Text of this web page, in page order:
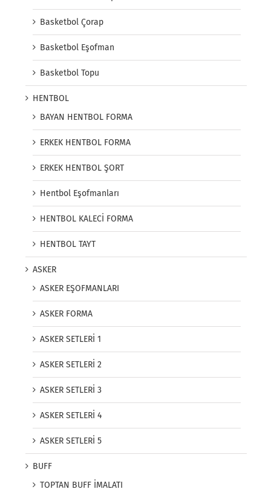
Basketbol Çorap
Basketbol Eşofman
Basketbol Topu
HENTBOL
BAYAN HENTBOL FORMA
ERKEK HENTBOL FORMA
ERKEK HENTBOL ŞORT
Hentbol Eşofmanları
HENTBOL KALECİ FORMA
HENTBOL TAYT
ASKER
ASKER EŞOFMANLARI
ASKER FORMA
ASKER SETLERİ 1
ASKER SETLERİ 2
ASKER SETLERİ 3
ASKER SETLERİ 4
ASKER SETLERİ 5
BUFF
TOPTAN BUFF İMALATI